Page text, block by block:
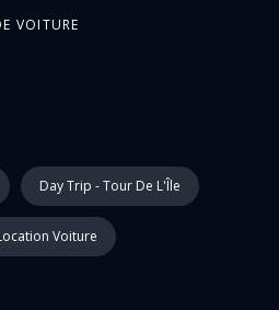
VOITURE
Day Trip - Tour De L'Île
Voiture